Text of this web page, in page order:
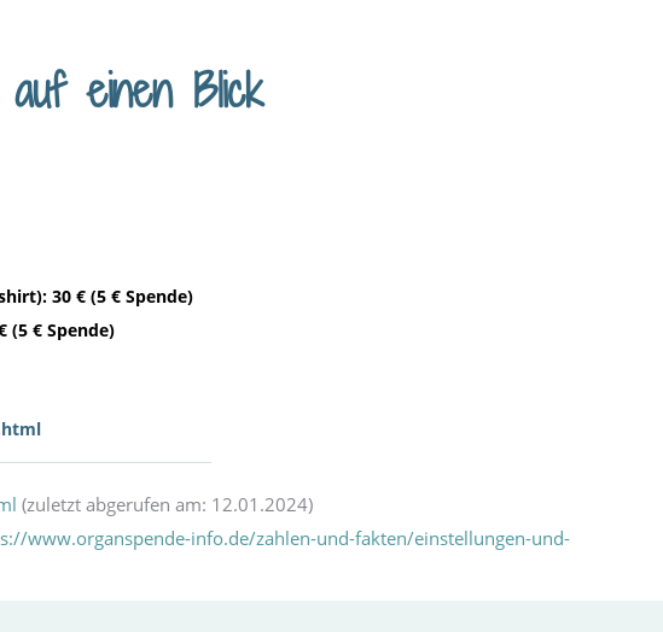
einen Blick
30 € (5 € Spende)
(5 € Spende)
(zuletzt abgerufen am: 12.01.2024)
www.organspende-info.de/zahlen-und-fakten/einstellungen-und-